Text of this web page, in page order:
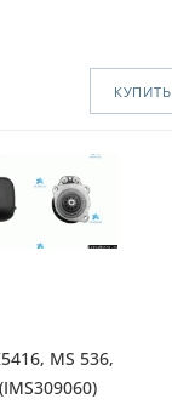
КУПИТЬ
MS 536,